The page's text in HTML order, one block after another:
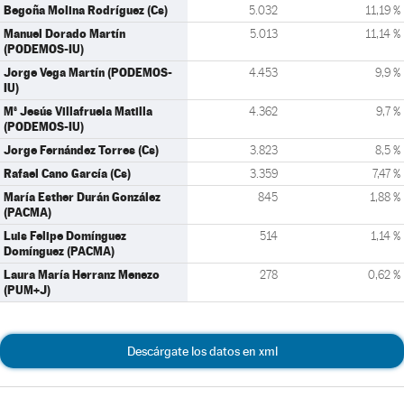
Begoña Molina Rodríguez (Cs) 5.032 11,19 %
Manuel Dorado Martín
(PODEMOS-IU)
5.013 11,14 %
Jorge Vega Martín (PODEMOS-
IU)
4.453 9,9 %
Mª Jesús Villafruela Matilla
(PODEMOS-IU)
4.362 9,7 %
Jorge Fernández Torres (Cs) 3.823 8,5 %
Rafael Cano García (Cs) 3.359 7,47 %
María Esther Durán González
(PACMA)
845 1,88 %
Luis Felipe Domínguez
Domínguez (PACMA)
514 1,14 %
Laura María Herranz Menezo
(PUM+J)
278 0,62 %
Descárgate los datos en xml